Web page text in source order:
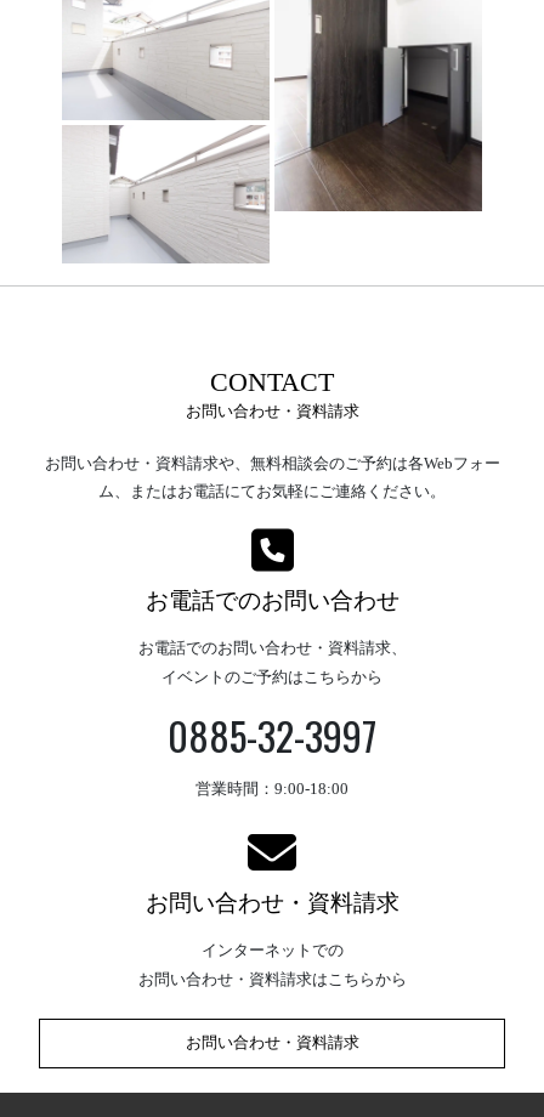
CONTACT
お問い合わせ・資料請求
お問い合わせ・資料請求や、無料相談会のご予約は各Webフォー
ム、またはお電話にてお気軽にご連絡ください。
お電話でのお問い合わせ
お電話でのお問い合わせ・資料請求、
イベントのご予約はこちらから
0885-32-3997
営業時間：9:00-18:00
お問い合わせ・資料請求
インターネットでの
お問い合わせ・資料請求はこちらから
お問い合わせ・資料請求